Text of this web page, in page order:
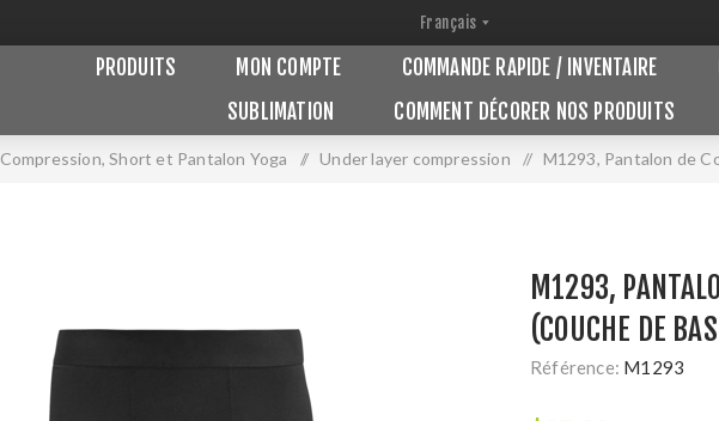
PRODUITS MON COMPTE COMMANDE RAPIDE / INVENTAIRE
SUBLIMATION
COMMENT DÉCORER NOS PRODUITS
Compression, Short et Pantalon Yoga / Under layer compression / M1293, Pantalon de
M1293,
(COUCHE DE
Référence: M1293